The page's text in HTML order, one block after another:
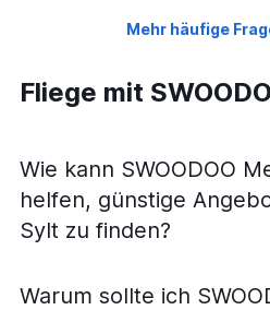
Mehr häufige
Fliege mit
Wie kann SWOODOO
helfen, günstige
Sylt zu finden?
Warum sollte ich